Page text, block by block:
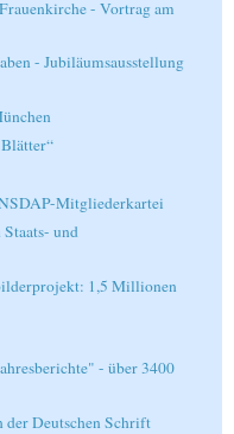
- Vortrag am
- Jubiläumsausstellung
Mitgliederkartei
und
1,5 Millionen
- über 3400
der Deutschen Schrift